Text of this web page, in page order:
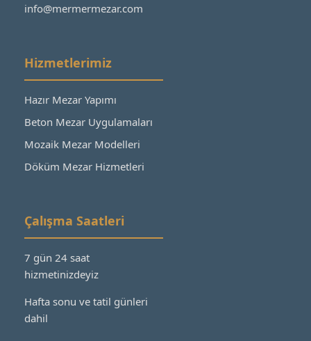
info@mermermezar.com
Hizmetlerimiz
Hazır Mezar Yapımı
Beton Mezar Uygulamaları
Mozaik Mezar Modelleri
Döküm Mezar Hizmetleri
Çalışma Saatleri
7 gün 24 saat
hizmetinizdeyiz
Hafta sonu ve tatil günleri
dahil